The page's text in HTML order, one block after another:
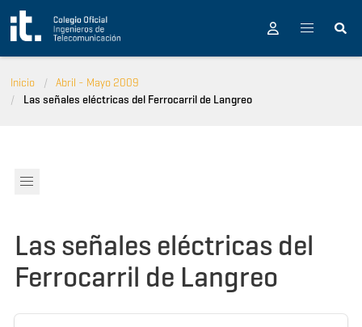
Pasar al contenido principal
Inicio
Abril - Mayo 2009
Las señales eléctricas del Ferrocarril de Langreo
Las señales eléctricas del
Ferrocarril de Langreo